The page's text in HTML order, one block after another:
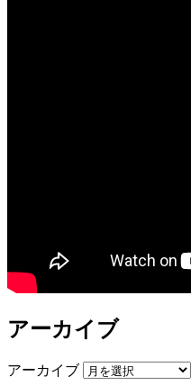
アーカイブ
アーカイブ